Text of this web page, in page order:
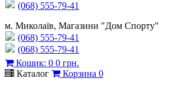
(068) 555-79-41
м. Миколаїв, Магазини "Дом Спорту"
(068) 555-79-41
(068) 555-79-41
Кошик: 0 0 грн.
Каталог
Корзина 0